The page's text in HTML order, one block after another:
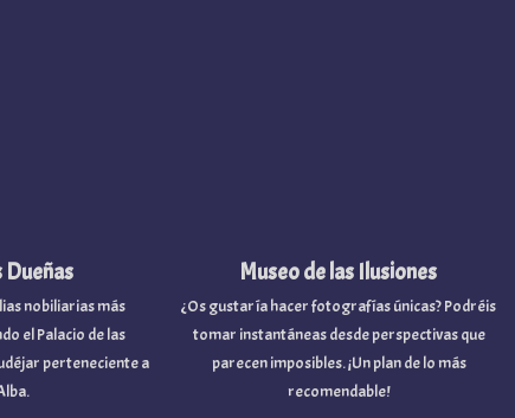
Museo de las Ilusiones
¿Os gustaría hacer fotografías únicas? Podréis
tomar instantáneas desde perspectivas que
parecen imposibles. ¡Un plan de lo más
recomendable!
nobiliarias más
Palacio de las
perteneciente a